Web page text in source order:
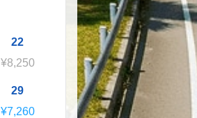
22
¥8,250
29
¥7,260